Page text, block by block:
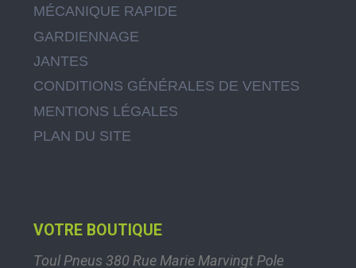
MÉCANIQUE RAPIDE
GARDIENNAGE
JANTES
CONDITIONS GÉNÉRALES DE VENTES
MENTIONS LÉGALES
PLAN DU SITE
VOTRE BOUTIQUE
Toul Pneus 380 Rue Marie Marvingt Pole